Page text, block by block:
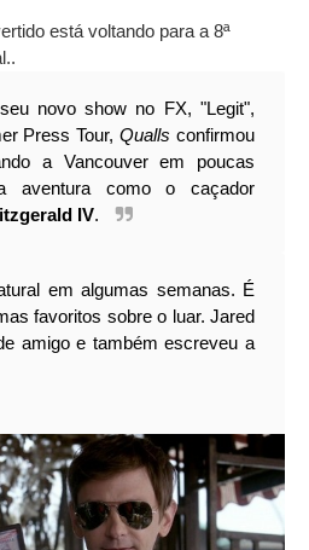
está voltando para a 8ª
novo show no FX, "Legit",
Press Tour,Qualls confirmou
a Vancouver em poucas
aventura como o caçador
IV.
em algumas semanas. É
favoritos sobre o luar. Jared
amigo e também escreveu a